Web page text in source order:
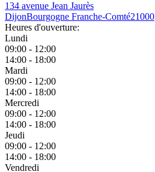
134 avenue Jean Jaurès
DijonBourgogne Franche-Comté21000
Heures d'ouverture:
Lundi
09:00 - 12:00
14:00 - 18:00
Mardi
09:00 - 12:00
14:00 - 18:00
Mercredi
09:00 - 12:00
14:00 - 18:00
Jeudi
09:00 - 12:00
14:00 - 18:00
Vendredi